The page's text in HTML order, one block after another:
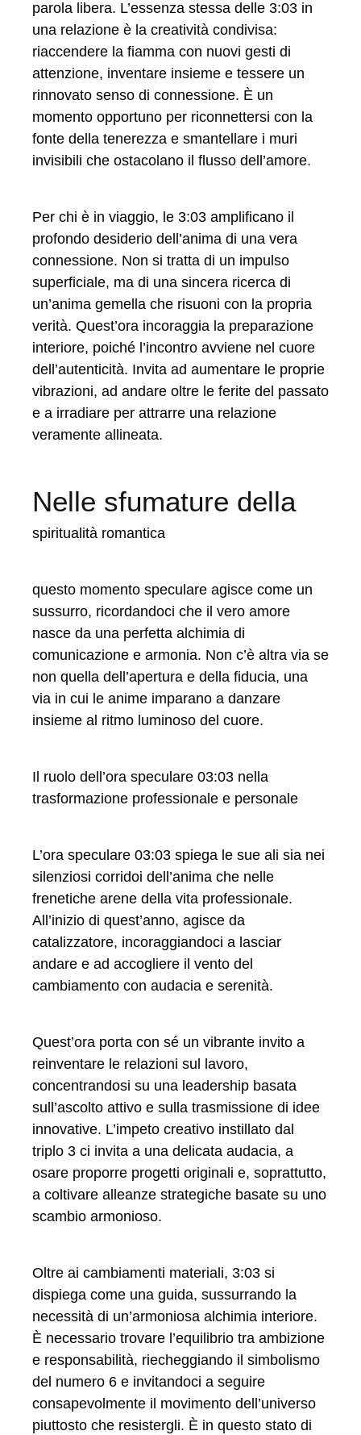
parola libera. L’essenza stessa delle 3:03 in
una relazione è la creatività condivisa:
riaccendere la fiamma con nuovi gesti di
attenzione, inventare insieme e tessere un
rinnovato senso di connessione. È un
momento opportuno per riconnettersi con la
fonte della tenerezza e smantellare i muri
invisibili che ostacolano il flusso dell’amore.
Per chi è in viaggio, le 3:03 amplificano il
profondo desiderio dell’anima di una vera
connessione. Non si tratta di un impulso
superficiale, ma di una sincera ricerca di
un’anima gemella che risuoni con la propria
verità. Quest’ora incoraggia la preparazione
interiore, poiché l’incontro avviene nel cuore
dell’autenticità. Invita ad aumentare le proprie
vibrazioni, ad andare oltre le ferite del passato
e a irradiare per attrarre una relazione
veramente allineata.
Nelle sfumature della
spiritualità romantica
questo momento speculare agisce come un
sussurro, ricordandoci che il vero amore
nasce da una perfetta alchimia di
comunicazione e armonia. Non c’è altra via se
non quella dell’apertura e della fiducia, una
via in cui le anime imparano a danzare
insieme al ritmo luminoso del cuore.
Il ruolo dell’ora speculare 03:03 nella
trasformazione professionale e personale
L’ora speculare 03:03 spiega le sue ali sia nei
silenziosi corridoi dell’anima che nelle
frenetiche arene della vita professionale.
All’inizio di quest’anno, agisce da
catalizzatore, incoraggiandoci a lasciar
andare e ad accogliere il vento del
cambiamento con audacia e serenità.
Quest’ora porta con sé un vibrante invito a
reinventare le relazioni sul lavoro,
concentrandosi su una leadership basata
sull’ascolto attivo e sulla trasmissione di idee
innovative. L’impeto creativo instillato dal
triplo 3 ci invita a una delicata audacia, a
osare proporre progetti originali e, soprattutto,
a coltivare alleanze strategiche basate su uno
scambio armonioso.
Oltre ai cambiamenti materiali, 3:03 si
dispiega come una guida, sussurrando la
necessità di un’armoniosa alchimia interiore.
È necessario trovare l’equilibrio tra ambizione
e responsabilità, riecheggiando il simbolismo
del numero 6 e invitandoci a seguire
consapevolmente il movimento dell’universo
piuttosto che resistergli. È in questo stato di